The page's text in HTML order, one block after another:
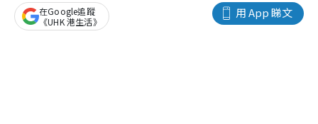
用 App 睇文
在Google追蹤
《UHK 港生活》